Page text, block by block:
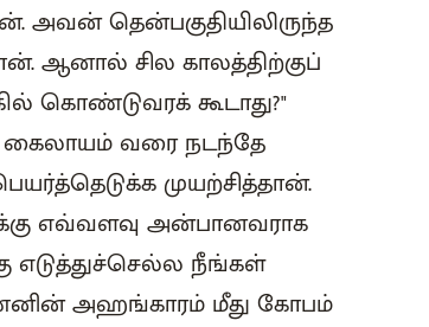
அவன் தென்பகுதியிலிருந்த
ஆனால் சில காலத்திற்குப்
கொண்டுவரக் கூடாது?"
கைலாயம் வரை நடந்தே
முயற்சித்தான்.
எவ்வளவு அன்பானவராக
எடுத்துச்செல்ல நீங்கள்
அஹங்காரம் மீது கோபம்